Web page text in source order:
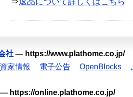
⇒返品について詳しくはこちら
社 — https://www.plathome.co.jp/
家情報 電子公告 OpenBlocks
— https://online.plathome.co.jp/